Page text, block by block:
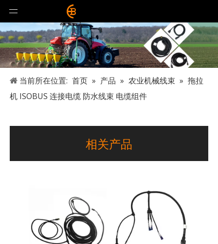
当前所在位置: 首页 » 产品 » 农业机械线束 » 拖拉
机 ISOBUS 连接电缆 防水线束 电缆组件
相关产品